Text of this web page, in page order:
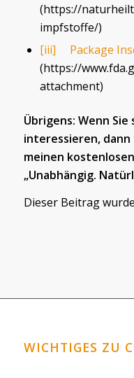
(https://
impfstoffe/)
[iii] Package
(https://
attachment)
Übrigens: Wenn
interessieren,
meinen
„Unabhängig.
Dieser Beitrag
WICHTIGES ZU